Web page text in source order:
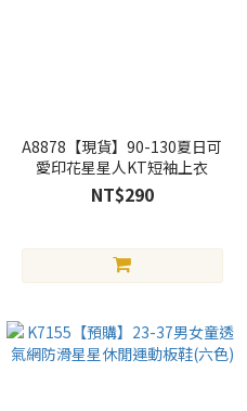
A8878【現貨】90-130夏日可
愛印花星星人KT短袖上衣
NT$290